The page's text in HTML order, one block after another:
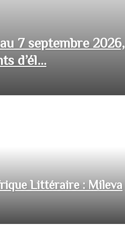
7 septembre 2026,
d’él...
Littéraire : Mileva